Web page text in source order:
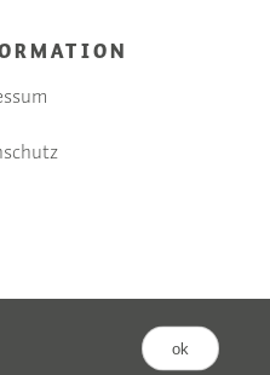
ok